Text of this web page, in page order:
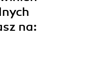
na: